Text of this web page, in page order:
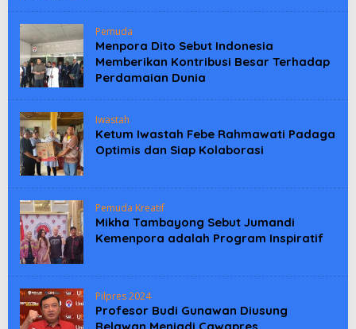
Pemuda
Menpora Dito Sebut Indonesia
Memberikan Kontribusi Besar Terhadap
Perdamaian Dunia
Iwastah
Ketum Iwastah Febe Rahmawati Padaga
Optimis dan Siap Kolaborasi
Pemuda Kreatif
Mikha Tambayong Sebut Jumandi
Kemenpora adalah Program Inspiratif
Pilpres 2024
Profesor Budi Gunawan Diusung